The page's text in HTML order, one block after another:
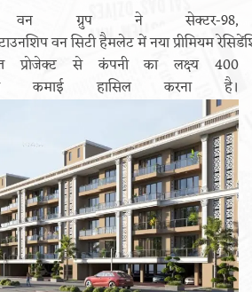
वन ग्रुप ने सेक्टर-98,
वन सिटी हैमलेट में नया प्रीमियम
प्रोजेक्ट से कंपनी का लक्ष्य 400
कमाई हासिल करना है।